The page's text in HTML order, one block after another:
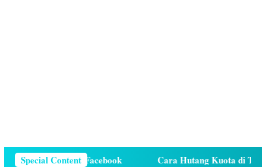
Special Content
Telepon Di Facebook Cara Hutang Kuota di Telkomsel